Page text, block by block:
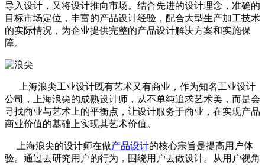
导入设计，又将设计推向市场。结合先进的设计理念，准确的
目标市场定位，丰富的产品设计经验，配合大型生产加工技术
的实际情况，为企业提供完整的产品设计解决方案和实施保
障。
上海浪尖工业设计既有艺术又有商业，作为知名工业设计
公司，上海浪尖的成熟设计师，从不单纯追求艺术美，而是会
寻找商业与艺术上的平衡点，让设计服务于商业，在实现产品
商业价值的基础上实现其艺术价值。
上海浪尖的设计师在做产品设计的核心宗旨是提高用户体
验。通过去研究用户的行为，围绕用户去做设计。
从用户视角